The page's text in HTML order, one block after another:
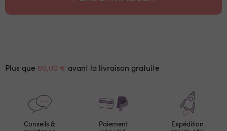
Plus que 60,00 € avant la livraison gratuite
Conseils &
Paiement
Expédition